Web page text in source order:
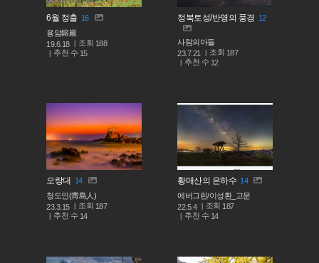
6월 정출 16
용암鎔巖
19.6.18
조회 188
추천 수 15
정북토성/반영의 풍경 12
사람의아들
23.7.21
조회 187
추천 수 12
오랑대 14
청도인(靑島人)
23.3.15
조회 187
추천 수 14
황매산의 은하수 14
에버그린/이성환_고문
22.5.4
조회 187
추천 수 14